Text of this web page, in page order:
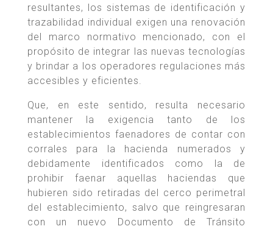
resultantes, los sistemas de identificación y
trazabilidad individual exigen una renovación
del marco normativo mencionado, con el
propósito de integrar las nuevas tecnologías
y brindar a los operadores regulaciones más
accesibles y eficientes.
Que, en este sentido, resulta necesario
mantener la exigencia tanto de los
establecimientos faenadores de contar con
corrales para la hacienda numerados y
debidamente identificados como la de
prohibir faenar aquellas haciendas que
hubieren sido retiradas del cerco perimetral
del establecimiento, salvo que reingresaran
con un nuevo Documento de Tránsito